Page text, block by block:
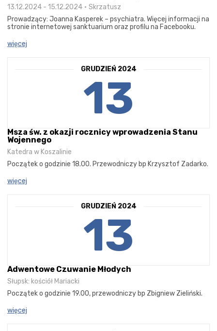
13.12.2024 - 15.12.2024
Skrzatusz
Prowadzący: Joanna Kasperek – psychiatra. Więcej informacji na
stronie internetowej sanktuarium oraz profilu na Facebooku.
więcej
GRUDZIEŃ 2024
13
Msza św. z okazji rocznicy wprowadzenia Stanu
Wojennego
Katedra w Koszalinie
Początek o godzinie 18.00. Przewodniczy bp Krzysztof Zadarko.
więcej
GRUDZIEŃ 2024
13
Adwentowe Czuwanie Młodych
Słupsk: kościół Mariacki
Początek o godzinie 19.00, przewodniczy bp Zbigniew Zieliński.
więcej